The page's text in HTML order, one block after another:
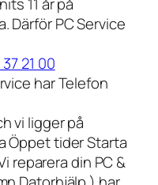
11 år på
Därför PC Service
21 00
har Telefon
vi ligger på
Öppet tider Starta
reparera din PC &